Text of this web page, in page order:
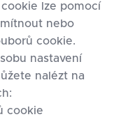
lze pomocí
nebo
cookie.
nastavení
nalézt na
cookie